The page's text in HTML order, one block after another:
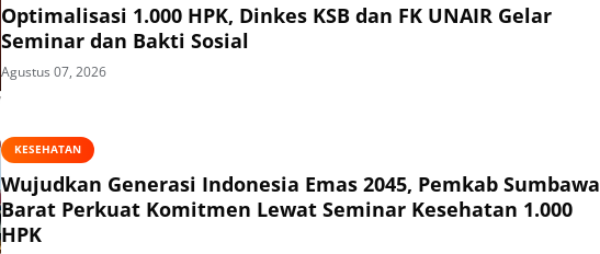
Optimalisasi 1.000 HPK, Dinkes KSB dan FK UNAIR Gelar
Seminar dan Bakti Sosial
Agustus 07, 2026
KESEHATAN
Wujudkan Generasi Indonesia Emas 2045, Pemkab Sumbawa
Barat Perkuat Komitmen Lewat Seminar Kesehatan 1.000
HPK